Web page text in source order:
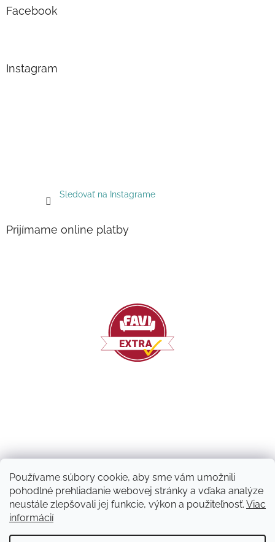
Používame súbory cookie, aby sme vám umožnili
pohodlné prehliadanie webovej stránky a vďaka analýze
neustále zlepšovali jej funkcie, výkon a použiteľnosť. Viac
informácií
Facebook
Instagram
Sledovať na Instagrame
Prijímame online platby